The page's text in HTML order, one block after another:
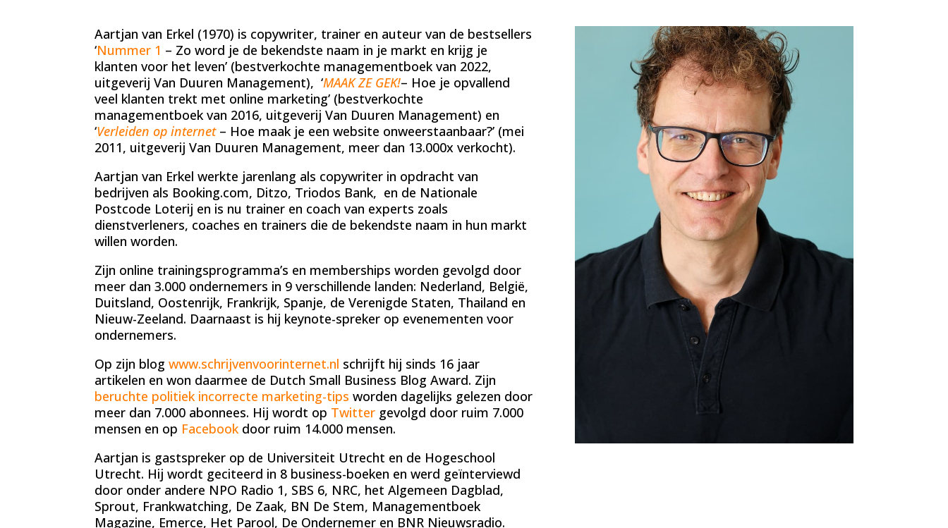
Aartjan van Erkel (1970) is copywriter, trainer en auteur van de bestsellers
‘Nummer 1 – Zo word je de bekendste naam in je markt en krijg je
klanten voor het leven’ (bestverkochte managementboek van 2022,
uitgeverij Van Duuren Management), ‘MAAK ZE GEK!– Hoe je opvallend
veel klanten trekt met online marketing’ (bestverkochte
managementboek van 2016, uitgeverij Van Duuren Management) en
‘Verleiden op internet – Hoe maak je een website onweerstaanbaar?’ (mei
2011, uitgeverij Van Duuren Management, meer dan 13.000x verkocht).
Aartjan van Erkel werkte jarenlang als copywriter in opdracht van
bedrijven als Booking.com, Ditzo, Triodos Bank, en de Nationale
Postcode Loterij en is nu trainer en coach van experts zoals
dienstverleners, coaches en trainers die de bekendste naam in hun markt
willen worden.
Zijn online trainingsprogramma’s en memberships worden gevolgd door
meer dan 3.000 ondernemers in 9 verschillende landen: Nederland, België,
Duitsland, Oostenrijk, Frankrijk, Spanje, de Verenigde Staten, Thailand en
Nieuw-Zeeland. Daarnaast is hij keynote-spreker op evenementen voor
ondernemers.
Op zijn blog www.schrijvenvoorinternet.nl schrijft hij sinds 16 jaar
artikelen en won daarmee de Dutch Small Business Blog Award. Zijn
beruchte politiek incorrecte marketing-tips worden dagelijks gelezen door
meer dan 7.000 abonnees. Hij wordt op Twitter gevolgd door ruim 7.000
mensen en op Facebook door ruim 14.000 mensen.
Aartjan is gastspreker op de Universiteit Utrecht en de Hogeschool
Utrecht. Hij wordt geciteerd in 8 business-boeken en werd geïnterviewd
door onder andere NPO Radio 1, SBS 6, NRC, het Algemeen Dagblad,
Sprout, Frankwatching, De Zaak, BN De Stem, Managementboek
Magazine, Emerce, Het Parool, De Ondernemer en BNR Nieuwsradio.